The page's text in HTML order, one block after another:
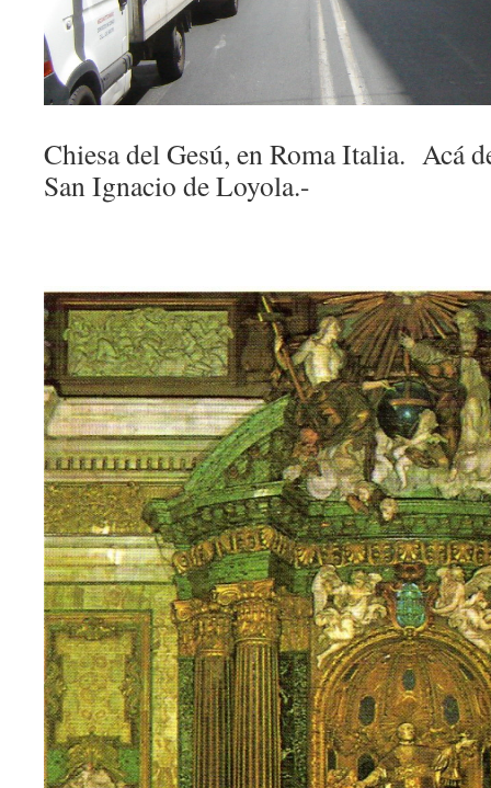
Chiesa del Gesú, en Roma Italia. Acá
San Ignacio de Loyola.-